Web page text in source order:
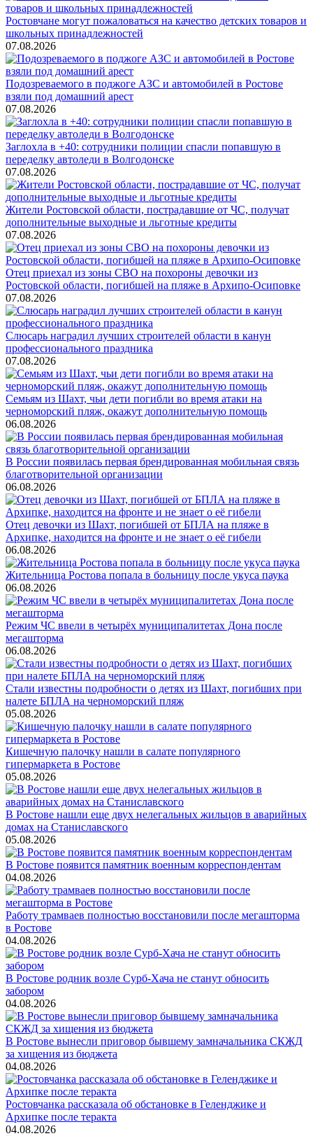
Ростовчане могут пожаловаться на качество детских товаров и
школьных принадлежностей
07.08.2026
Подозреваемого в поджоге АЗС и автомобилей в Ростове
взяли под домашний арест
07.08.2026
Заглохла в +40: сотрудники полиции спасли попавшую в
переделку автоледи в Волгодонске
07.08.2026
Жители Ростовской области, пострадавшие от ЧС, получат
дополнительные выходные и льготные кредиты
07.08.2026
Отец приехал из зоны СВО на похороны девочки из
Ростовской области, погибшей на пляже в Архипо-Осиповке
07.08.2026
Слюсарь наградил лучших строителей области в канун
профессионального праздника
07.08.2026
Семьям из Шахт, чьи дети погибли во время атаки на
черноморский пляж, окажут дополнительную помощь
06.08.2026
В России появилась первая брендированная мобильная связь
благотворительной организации
06.08.2026
Отец девочки из Шахт, погибшей от БПЛА на пляже в
Архипке, находится на фронте и не знает о её гибели
06.08.2026
Жительница Ростова попала в больницу после укуса паука
06.08.2026
Режим ЧС ввели в четырёх муниципалитетах Дона после
мегашторма
06.08.2026
Стали известны подробности о детях из Шахт, погибших при
налете БПЛА на черноморский пляж
05.08.2026
Кишечную палочку нашли в салате популярного
гипермаркета в Ростове
05.08.2026
В Ростове нашли еще двух нелегальных жильцов в аварийных
домах на Станиславского
05.08.2026
В Ростове появится памятник военным корреспондентам
04.08.2026
Работу трамваев полностью восстановили после мегашторма
в Ростове
04.08.2026
В Ростове родник возле Сурб-Хача не станут обносить
забором
04.08.2026
В Ростове вынесли приговор бывшему замначальника СКЖД
за хищения из бюджета
04.08.2026
Ростовчанка рассказала об обстановке в Геленджике и
Архипке после теракта
04.08.2026